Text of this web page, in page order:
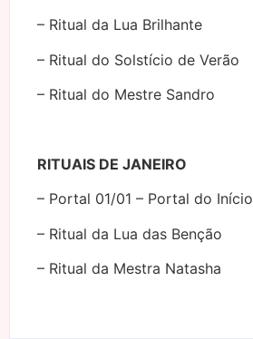
– Ritual da Lua Brilhante
– Ritual do Solstício de Verão
– Ritual do Mestre Sandro
RITUAIS DE JANEIRO
– Portal 01/01 – Portal do Início
– Ritual da Lua das Benção
– Ritual da Mestra Natasha